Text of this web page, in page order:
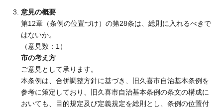
意見の概要
第12章（条例の位置づけ）の第28条は、総則に入れるべきで
はないか。
（意見数：1）
市の考え方
ご意見として承ります。
本条例は、合併調整方針に基づき、旧久喜市自治基本条例を
参考に策定しており、旧久喜市自治基本条例の条文の構成に
おいても、目的規定及び定義規定を総則とし、条例の位置付